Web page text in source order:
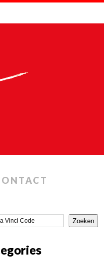
Zoeken